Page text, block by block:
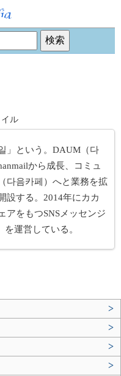
ル
」という。DAUM（다
から成長、コミュ
다음카페）へと業務を拡
設する。2014年にカカ
アをもつSNSメッセンジ
運営している。
>
>
>
>